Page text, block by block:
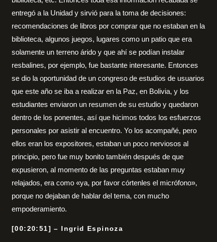
entregó a la Unidad y sirvió para la toma de decisiones:
recomendaciones de libros por comprar que no estaban en la
biblioteca, algunos juegos, lugares como un patio que era
solamente un terreno árido y que ahí se podían instalar
resbalines, por ejemplo, fue bastante interesante. Entonces
se dio la oportunidad de un congreso de estudios de usuarios
que este año se iba a realizar en la Paz, en Bolivia, y los
estudiantes enviaron un resumen de su estudio y quedaron
dentro de los ponentes, así que hicimos todos los esfuerzos
personales por asistir al encuentro. Yo los acompañé, pero
ellos eran los expositores, estaban un poco nerviosos al
principio, pero fue muy bonito también después de que
expusieron, al momento de las preguntas estaban muy
relajados, era como «ya, por favor córtenles el micrófono»,
porque no dejaban de hablar del tema, con mucho
empoderamiento.
[00:20:51] – Ingrid Espinoza